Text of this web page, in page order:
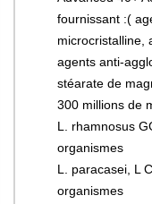
fournissant :(
microcristalline,
agents anti-
stéarate de
300 millions de
L. rhamnosus
organismes
L. paracasei, L
organismes